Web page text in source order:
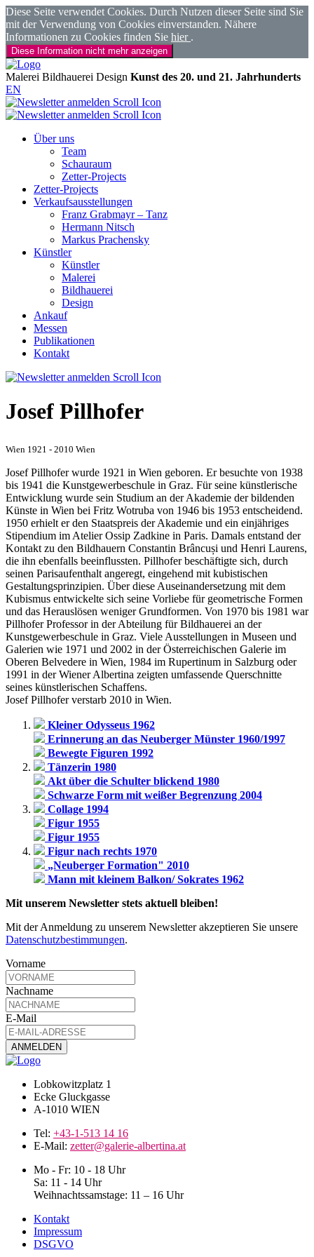
Diese Seite verwendet Cookies. Durch Nutzen dieser Seite sind Sie
mit der Verwendung von Cookies einverstanden. Nähere
Informationen zu Cookies finden Sie hier .
Diese Information nicht mehr anzeigen
Malerei Bildhauerei Design Kunst des 20. und 21. Jahrhunderts
EN
Über uns
Team
Schauraum
Zetter-Projects
Zetter-Projects
Verkaufsausstellungen
Franz Grabmayr – Tanz
Hermann Nitsch
Markus Prachensky
Künstler
Künstler
Malerei
Bildhauerei
Design
Ankauf
Messen
Publikationen
Kontakt
Josef Pillhofer
Wien 1921 - 2010 Wien
Josef Pillhofer wurde 1921 in Wien geboren. Er besuchte von 1938
bis 1941 die Kunstgewerbeschule in Graz. Für seine künstlerische
Entwicklung wurde sein Studium an der Akademie der bildenden
Künste in Wien bei Fritz Wotruba von 1946 bis 1953 entscheidend.
1950 erhielt er den Staatspreis der Akademie und ein einjähriges
Stipendium im Atelier Ossip Zadkine in Paris. Damals entstand der
Kontakt zu den Bildhauern Constantin Brâncuși und Henri Laurens,
die ihn ebenfalls beeinflussten. Pillhofer beschäftigte sich, durch
seinen Parisaufenthalt angeregt, eingehend mit kubistischen
Gestaltungsprinzipien. Über diese Auseinandersetzung mit dem
Kubismus entwickelte sich seine Vorliebe für geometrische Formen
und das Herauslösen weniger Grundformen. Von 1970 bis 1981 war
Pillhofer Professor in der Abteilung für Bildhauerei an der
Kunstgewerbeschule in Graz. Viele Ausstellungen in Museen und
Galerien wie 1971 und 2002 in der Österreichischen Galerie im
Oberen Belvedere in Wien, 1984 im Rupertinum in Salzburg oder
1991 in der Wiener Albertina zeigten umfassende Querschnitte
seines künstlerischen Schaffens.
Josef Pillhofer verstarb 2010 in Wien.
Kleiner Odysseus 1962
Erinnerung an das Neuberger Münster 1960/1997
Bewegte Figuren 1992
Tänzerin 1980
Akt über die Schulter blickend 1980
Schwarze Form mit weißer Begrenzung 2004
Collage 1994
Figur 1955
Figur 1955
Figur nach rechts 1970
„Neuberger Formation" 2010
Mann mit kleinem Balkon/ Sokrates 1962
Mit unserem Newsletter stets aktuell bleiben!
Mit der Anmeldung zu unserem Newsletter akzeptieren Sie unsere
Datenschutzbestimmungen.
Vorname
Nachname
E-Mail
Lobkowitzplatz 1
Ecke Gluckgasse
A-1010 WIEN
Tel: +43-1-513 14 16
E-Mail: zetter@galerie-albertina.at
Mo - Fr: 10 - 18 Uhr
Sa: 11 - 14 Uhr
Weihnachtssamstage: 11 – 16 Uhr
Kontakt
Impressum
DSGVO